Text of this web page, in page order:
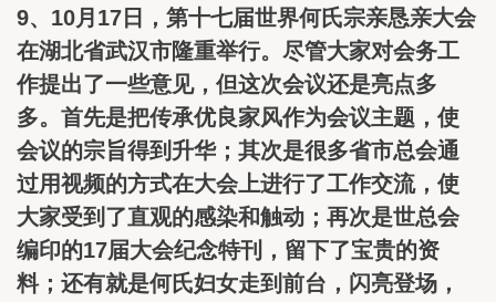
9、10月17日，第十七届世界何氏宗亲恳亲大会
在湖北省武汉市隆重举行。尽管大家对会务工
作提出了一些意见，但这次会议还是亮点多
多。首先是把传承优良家风作为会议主题，使
会议的宗旨得到升华；其次是很多省市总会通
过用视频的方式在大会上进行了工作交流，使
大家受到了直观的感染和触动；再次是世总会
编印的17届大会纪念特刊，留下了宝贵的资
料；还有就是何氏妇女走到前台，闪亮登场，